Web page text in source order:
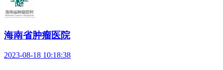
海南省肿瘤医院
2023-08-18 10:18:38